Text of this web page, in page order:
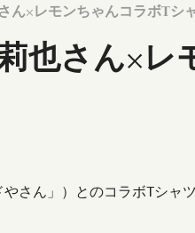
ん×レモンちゃんコラボTシ
也さん×レ
さん」）とのコラボTシャツ